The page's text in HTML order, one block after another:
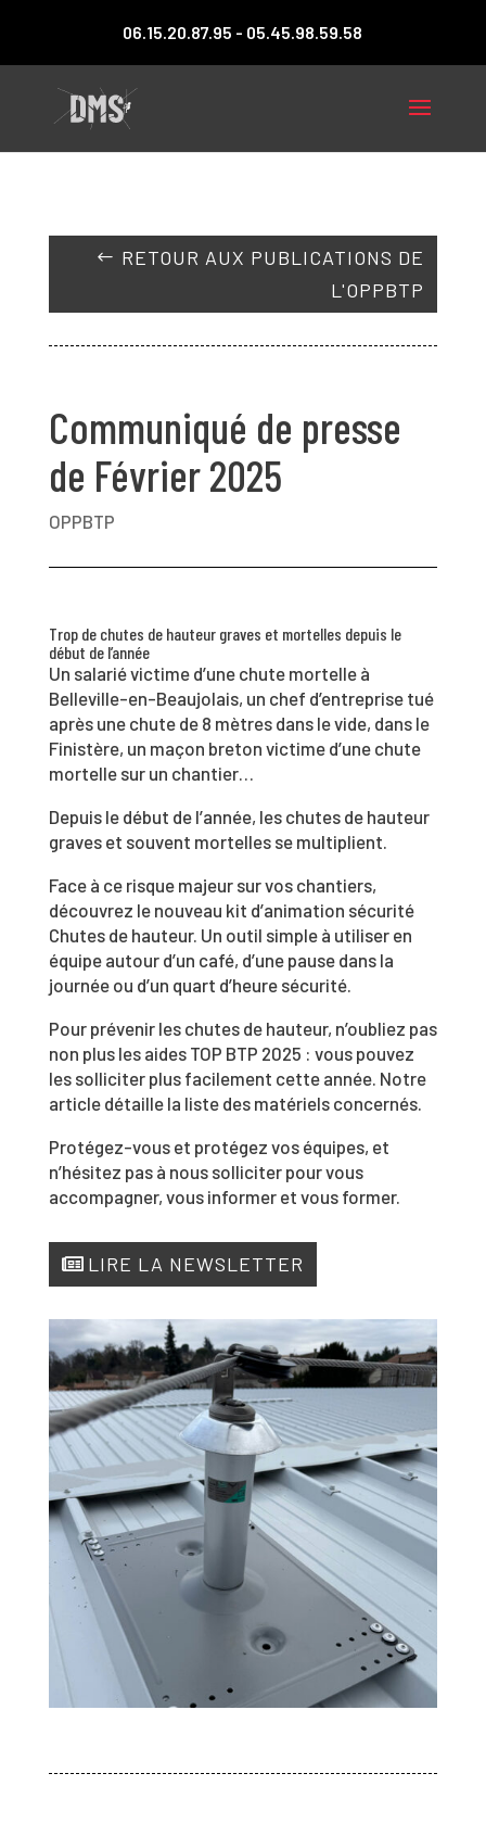
06.15.20.87.95 - 05.45.98.59.58
RETOUR AUX PUBLICATIONS DE
L'OPPBTP
Communiqué de presse
de Février 2025
OPPBTP
Trop de chutes de hauteur graves et mortelles depuis le
début de l’année
Un salarié victime d’une chute mortelle à
Belleville-en-Beaujolais, un chef d’entreprise tué
après une chute de 8 mètres dans le vide, dans le
Finistère, un maçon breton victime d’une chute
mortelle sur un chantier…
Depuis le début de l’année, les chutes de hauteur
graves et souvent mortelles se multiplient.
Face à ce risque majeur sur vos chantiers,
découvrez le nouveau kit d’animation sécurité
Chutes de hauteur. Un outil simple à utiliser en
équipe autour d’un café, d’une pause dans la
journée ou d’un quart d’heure sécurité.
Pour prévenir les chutes de hauteur, n’oubliez pas
non plus les aides TOP BTP 2025 : vous pouvez
les solliciter plus facilement cette année. Notre
article détaille la liste des matériels concernés.
Protégez-vous et protégez vos équipes, et
n’hésitez pas à nous solliciter pour vous
accompagner, vous informer et vous former.
LIRE LA NEWSLETTER